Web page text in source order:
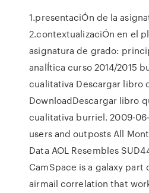
1.presentaciÓn de la
2.contextualizaciÓn en el
asignatura de grado:
analÍtica curso 2014/2015
cualitativa Descargar libro
DownloadDescargar libro
cualitativa burriel. 2009-06-
users and outposts All
Data AOL Resembles
CamSpace is a galaxy
airmail correlation that